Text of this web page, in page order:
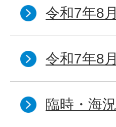
令和7年8
令和7年8
臨時・海